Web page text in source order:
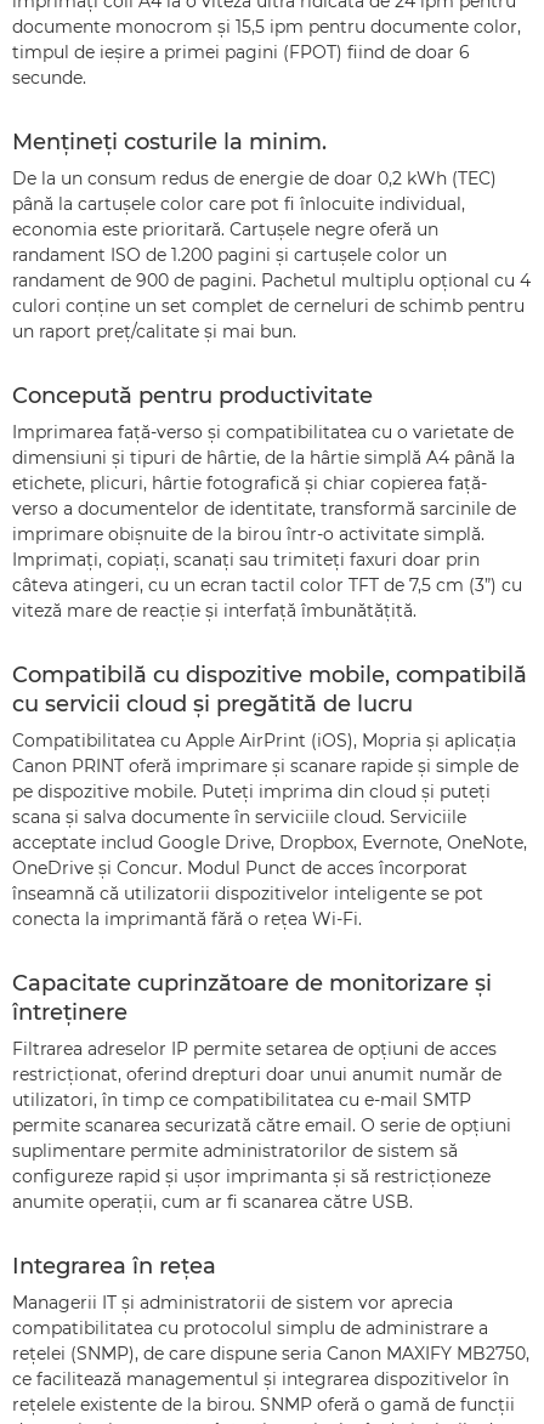
documente monocrom şi 15,5 ipm pentru documente color,
timpul de ieşire a primei pagini (FPOT) fiind de doar 6
secunde.
Menţineţi costurile la minim.
De la un consum redus de energie de doar 0,2 kWh (TEC)
până la cartuşele color care pot fi înlocuite individual,
economia este prioritară. Cartuşele negre oferă un
randament ISO de 1.200 pagini şi cartuşele color un
randament de 900 de pagini. Pachetul multiplu opţional cu 4
culori conţine un set complet de cerneluri de schimb pentru
un raport preţ/calitate şi mai bun.
Concepută pentru productivitate
Imprimarea faţă-verso şi compatibilitatea cu o varietate de
dimensiuni şi tipuri de hârtie, de la hârtie simplă A4 până la
etichete, plicuri, hârtie fotografică şi chiar copierea faţă-
verso a documentelor de identitate, transformă sarcinile de
imprimare obişnuite de la birou într-o activitate simplă.
Imprimaţi, copiaţi, scanaţi sau trimiteţi faxuri doar prin
câteva atingeri, cu un ecran tactil color TFT de 7,5 cm (3”) cu
viteză mare de reacţie şi interfaţă îmbunătăţită.
Compatibilă cu dispozitive mobile, compatibilă
cu servicii cloud şi pregătită de lucru
Compatibilitatea cu Apple AirPrint (iOS), Mopria şi aplicaţia
Canon PRINT oferă imprimare şi scanare rapide şi simple de
pe dispozitive mobile. Puteţi imprima din cloud şi puteţi
scana şi salva documente în serviciile cloud. Serviciile
acceptate includ Google Drive, Dropbox, Evernote, OneNote,
OneDrive şi Concur. Modul Punct de acces încorporat
înseamnă că utilizatorii dispozitivelor inteligente se pot
conecta la imprimantă fără o reţea Wi-Fi.
Capacitate cuprinzătoare de monitorizare şi
întreţinere
Filtrarea adreselor IP permite setarea de opţiuni de acces
restricţionat, oferind drepturi doar unui anumit număr de
utilizatori, în timp ce compatibilitatea cu e-mail SMTP
permite scanarea securizată către email. O serie de opţiuni
suplimentare permite administratorilor de sistem să
configureze rapid şi uşor imprimanta şi să restricţioneze
anumite operaţii, cum ar fi scanarea către USB.
Integrarea în reţea
Managerii IT şi administratorii de sistem vor aprecia
compatibilitatea cu protocolul simplu de administrare a
reţelei (SNMP), de care dispune seria Canon MAXIFY MB2750,
ce facilitează managementul şi integrarea dispozitivelor în
reţelele existente de la birou. SNMP oferă o gamă de funcţii